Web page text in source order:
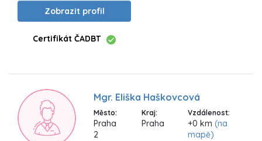
Zobrazit profil
Certifikát ČADBT
Mgr. Eliška Haškovcová
Město:
Praha
2
Kraj:
Praha
Vzdálenost:
+0 km(na
mapě)